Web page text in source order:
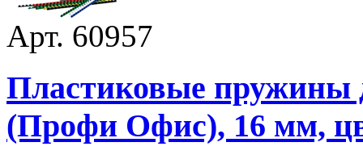
Арт. 60957
Пластиковые пружины
(Профи Офис), 16 мм,